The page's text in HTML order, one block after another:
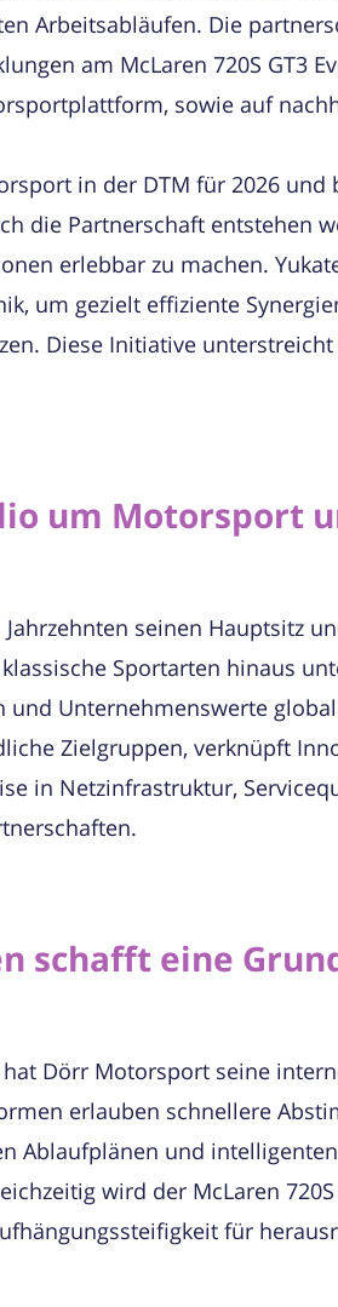
Arbeitsabläufen. Die
am McLaren 720S GT3
sowie auf
in der DTM für 2026
die Partnerschaft entstehen
erlebbar zu machen.
um gezielt effiziente
Diese Initiative
um Motorsport
seinen Hauptsitz
Sportarten hinaus
Unternehmenswerte
Zielgruppen, verknüpft
in Netzinfrastruktur,
schafft eine
Dörr Motorsport seine
erlauben schnellere
und
wird der McLaren
für